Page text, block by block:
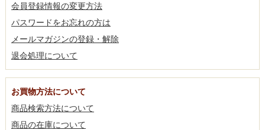
会員登録情報の変更方法
パスワードをお忘れの方は
メールマガジンの登録・解除
退会処理について
お買物方法について
商品検索方法について
商品の在庫について